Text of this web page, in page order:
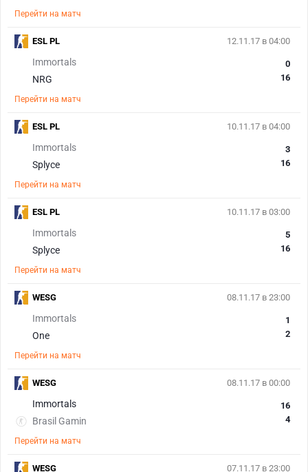
Перейти на матч
12.11.17 в 04:00
Immortals
NRG
0
16
Перейти на матч
ESL PL
10.11.17 в 04:00
Immortals
Splyce
3
16
Перейти на матч
ESL PL
10.11.17 в 03:00
Immortals
Splyce
5
16
Перейти на матч
ESL PL
08.11.17 в 23:00
Immortals
One
1
2
Перейти на матч
WESG
08.11.17 в 00:00
Immortals
Brasil Gamin
16
4
Перейти на матч
WESG
07.11.17 в 23:00
WESG